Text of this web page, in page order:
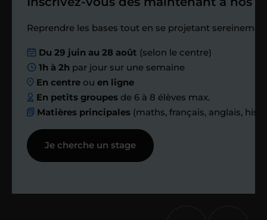
Étape 4
Nous planifions
ensemble des
échanges réguliers
Afin de suivre le travail et les progrès
réalisés, votre enseignant et moi-
même vous proposons des points et
Reprendre les bases tout en se projetant
Du 29 juin au 28 août (selon le centre)
1h à 2h par jour sur une semaine
En centre ouen ligne
En petits groupes de 6 à 8 élèves max.
Matières principales (maths, français, anglais,
Je cherche un stage